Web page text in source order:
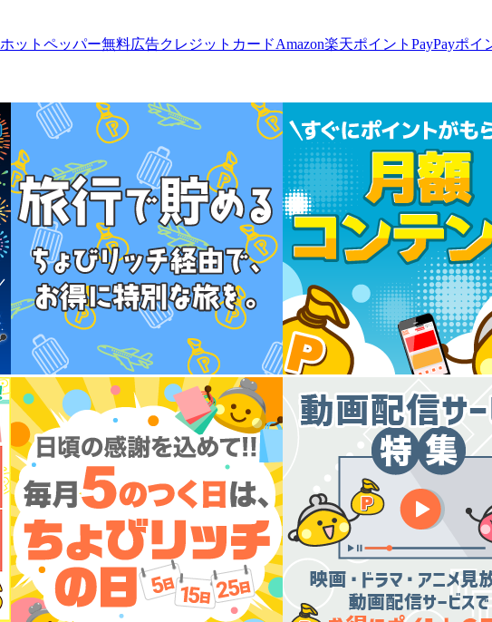
ホットペッパー無料広告クレジットカードAmazon楽天ポイント PayPayポイ